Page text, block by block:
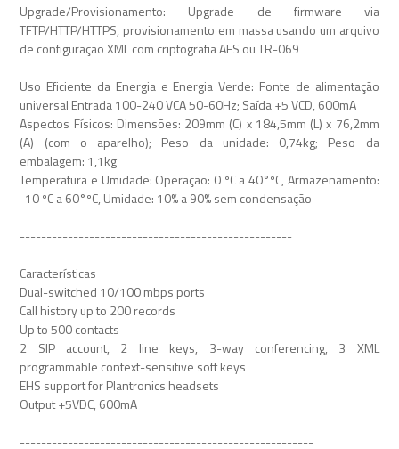
Upgrade/Provisionamento: Upgrade de firmware via
TFTP/HTTP/HTTPS, provisionamento em massa usando um arquivo
de configuração XML com criptografia AES ou TR-069
Uso Eficiente da Energia e Energia Verde: Fonte de alimentação
universal Entrada 100-240 VCA 50-60Hz; Saída +5 VCD, 600mA
Aspectos Físicos: Dimensões: 209mm (C) x 184,5mm (L) x 76,2mm
(A) (com o aparelho); Peso da unidade: 0,74kg; Peso da
embalagem: 1,1kg
Temperatura e Umidade: Operação: 0 ºC a 40°ºC, Armazenamento:
-10 ºC a 60°ºC, Umidade: 10% a 90% sem condensação
---------------------------------------------------
Características
Dual-switched 10/100 mbps ports
Call history up to 200 records
Up to 500 contacts
2 SIP account, 2 line keys, 3-way conferencing, 3 XML
programmable context-sensitive soft keys
EHS support for Plantronics headsets
Output +5VDC, 600mA
-------------------------------------------------------